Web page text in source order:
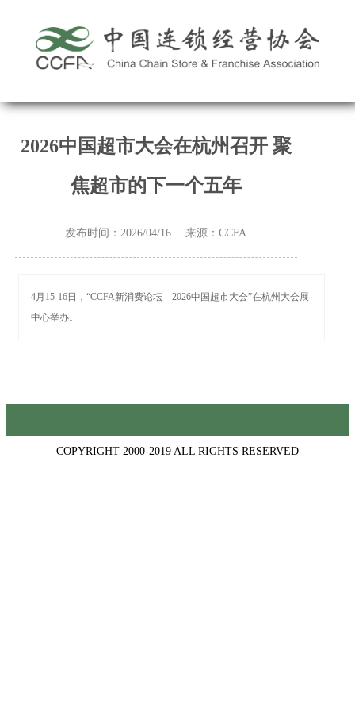
2026中国超市大会在杭州召开 聚
焦超市的下一个五年
发布时间：2026/04/16 来源：CCFA
4月15-16日，“CCFA新消费论坛—2026中国超市大会”在杭州大会展
中心举办。
COPYRIGHT 2000-2019 ALL RIGHTS RESERVED